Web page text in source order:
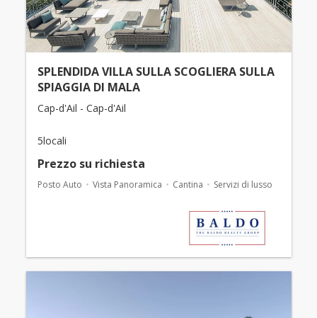
SPLENDIDA VILLA SULLA SCOGLIERA SULLA
SPIAGGIA DI MALA
Cap-d'Ail - Cap-d'Ail
5locali
Prezzo su richiesta
Posto Auto Vista Panoramica Cantina Servizi di lusso